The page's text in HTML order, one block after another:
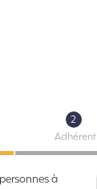
2
Adhérent
à